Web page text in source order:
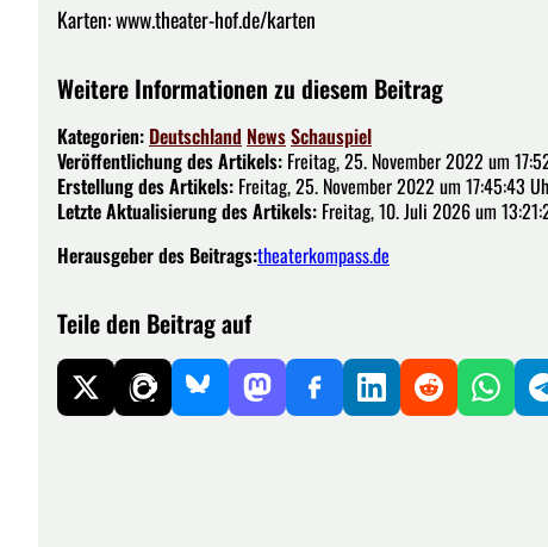
Karten: www.theater-hof.de/karten
Weitere Informationen zu diesem Beitrag
Kategorien: Deutschland NewsSchauspiel
Veröffentlichung des Artikels: Freitag, 25. November 2022 um
Erstellung des Artikels: Freitag, 25. November 2022 um 17:45:43
Letzte Aktualisierung des Artikels: Freitag, 10. Juli 2026 um
Herausgeber des Beitrags:theaterkompass.de
Teile den Beitrag auf